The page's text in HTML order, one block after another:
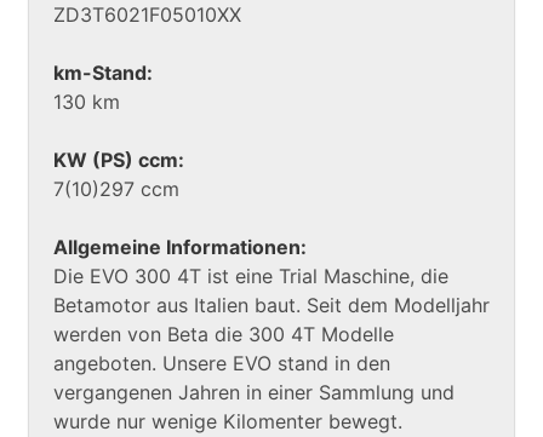
ZD3T6021F05010XX
km-Stand:
130 km
KW (PS) ccm:
7(10)297 ccm
Allgemeine Informationen:
Die EVO 300 4T ist eine Trial Maschine, die
Betamotor aus Italien baut. Seit dem Modelljahr
werden von Beta die 300 4T Modelle
angeboten. Unsere EVO stand in den
vergangenen Jahren in einer Sammlung und
wurde nur wenige Kilomenter bewegt.